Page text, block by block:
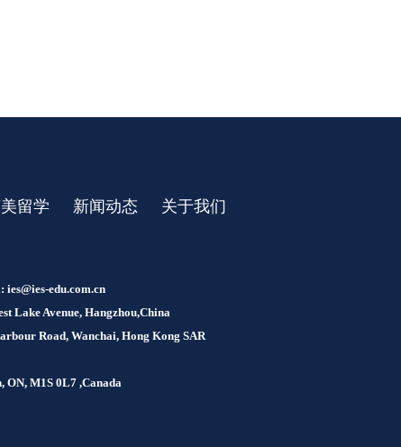
留学 新闻动态 关于我们
ies@ies-edu.com.cn
Lake Avenue, Hangzhou,China
Road, Wanchai, Hong Kong SAR
ON, M1S 0L7 ,Canada